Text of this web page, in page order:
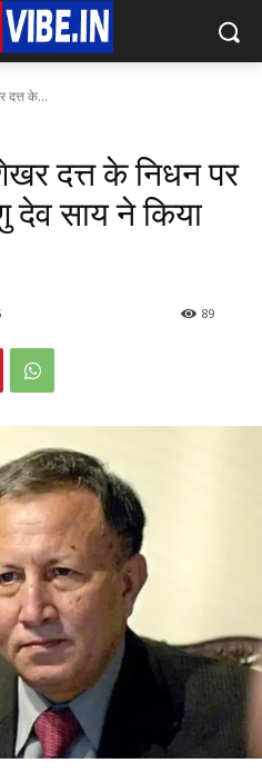
दत्त के...
दत्त के निधन पर
देव साय ने किया
89